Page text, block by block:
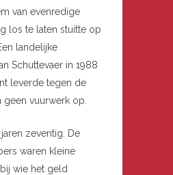
van evenredige
los te laten stuitte op
landelijke
Schuttevaer in 1988
leverde tegen de
geen vuurwerk op.
zeventig. De
waren kleine
wie het geld